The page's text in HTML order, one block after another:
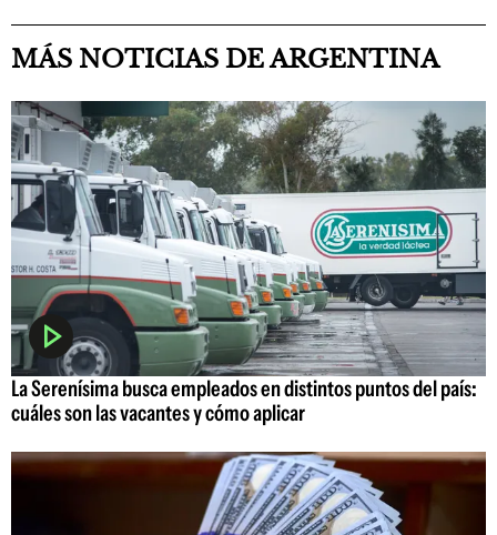
MÁS NOTICIAS DE ARGENTINA
La Serenísima busca empleados en distintos puntos del país:
cuáles son las vacantes y cómo aplicar